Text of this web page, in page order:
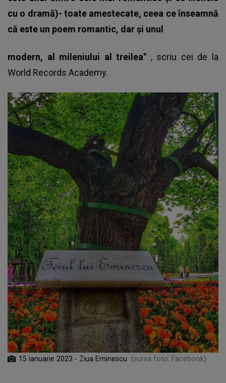
cu o dramă)- toate amestecate, ceea ce înseamnă
că este un poem romantic, dar şi unul
modern, al mileniului al treilea" , scriu cei de la
World Records Academy.
15 ianuarie 2023 - Ziua Eminescu (sursa foto: Facebook)